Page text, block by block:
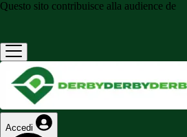
Questo sito contribuisce alla audience de
Accedi